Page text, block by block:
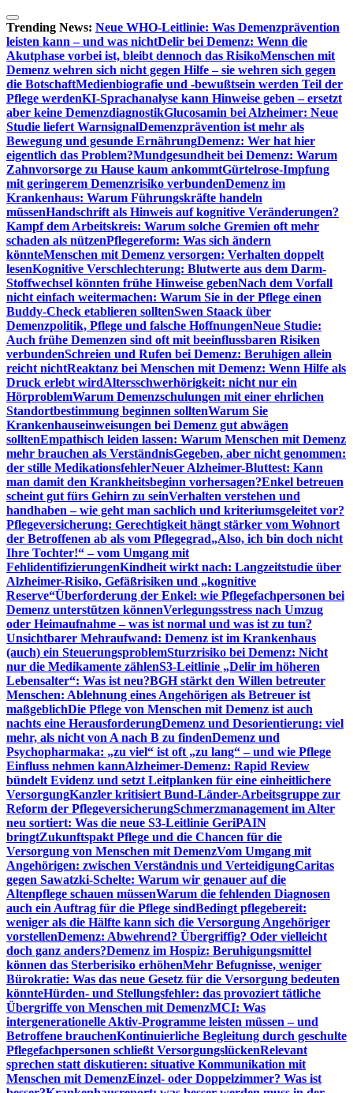
Zum
Inhalt
springen
Trending News: Neue WHO-Leitlinie: Was Demenzprävention
leisten kann – und was nichtDelir bei Demenz: Wenn die
Akutphase vorbei ist, bleibt dennoch das RisikoMenschen mit
Demenz wehren sich nicht gegen Hilfe – sie wehren sich gegen
die BotschaftMedienbiografie und -bewußtsein werden Teil der
Pflege werdenKI-Sprachanalyse kann Hinweise geben – ersetzt
aber keine DemenzdiagnostikGlucosamin bei Alzheimer: Neue
Studie liefert WarnsignalDemenzprävention ist mehr als
Bewegung und gesunde ErnährungDemenz: Wer hat hier
eigentlich das Problem?Mundgesundheit bei Demenz: Warum
Zahnvorsorge zu Hause kaum ankommtGürtelrose-Impfung
mit geringerem Demenzrisiko verbundenDemenz im
Krankenhaus: Warum Führungskräfte handeln
müssenHandschrift als Hinweis auf kognitive Veränderungen?
Kampf dem Arbeitskreis: Warum solche Gremien oft mehr
schaden als nützenPflegereform: Was sich ändern
könnteMenschen mit Demenz versorgen: Verhalten doppelt
lesenKognitive Verschlechterung: Blutwerte aus dem Darm-
Stoffwechsel könnten frühe Hinweise gebenNach dem Vorfall
nicht einfach weitermachen: Warum Sie in der Pflege einen
Buddy-Check etablieren solltenSwen Staack über
Demenzpolitik, Pflege und falsche HoffnungenNeue Studie:
Auch frühe Demenzen sind oft mit beeinflussbaren Risiken
verbundenSchreien und Rufen bei Demenz: Beruhigen allein
reicht nichtReaktanz bei Menschen mit Demenz: Wenn Hilfe als
Druck erlebt wirdAltersschwerhörigkeit: nicht nur ein
HörproblemWarum Demenzschulungen mit einer ehrlichen
Standortbestimmung beginnen solltenWarum Sie
Krankenhauseinweisungen bei Demenz gut abwägen
solltenEmpathisch leiden lassen: Warum Menschen mit Demenz
mehr brauchen als VerständnisGegeben, aber nicht genommen:
der stille MedikationsfehlerNeuer Alzheimer-Bluttest: Kann
man damit den Krankheitsbeginn vorhersagen?Enkel betreuen
scheint gut fürs Gehirn zu seinVerhalten verstehen und
handhaben – wie geht man sachlich und kriteriumsgeleitet vor?
Pflegeversicherung: Gerechtigkeit hängt stärker vom Wohnort
der Betroffenen ab als vom Pflegegrad„Also, ich bin doch nicht
Ihre Tochter!“ – vom Umgang mit
FehlidentifizierungenKindheit wirkt nach: Langzeitstudie über
Alzheimer-Risiko, Gefäßrisiken und „kognitive
Reserve“Überforderung der Enkel: wie Pflegefachpersonen bei
Demenz unterstützen könnenVerlegungsstress nach Umzug
oder Heimaufnahme – was ist normal und was ist zu tun?
Unsichtbarer Mehraufwand: Demenz ist im Krankenhaus
(auch) ein SteuerungsproblemSturzrisiko bei Demenz: Nicht
nur die Medikamente zählenS3-Leitlinie „Delir im höheren
Lebensalter“: Was ist neu?BGH stärkt den Willen betreuter
Menschen: Ablehnung eines Angehörigen als Betreuer ist
maßgeblichDie Pflege von Menschen mit Demenz ist auch
nachts eine HerausforderungDemenz und Desorientierung: viel
mehr, als nicht von A nach B zu findenDemenz und
Psychopharmaka: „zu viel“ ist oft „zu lang“ – und wie Pflege
Einfluss nehmen kannAlzheimer-Demenz: Rapid Review
bündelt Evidenz und setzt Leitplanken für eine einheitlichere
VersorgungKanzler kritisiert Bund-Länder-Arbeitsgruppe zur
Reform der PflegeversicherungSchmerzmanagement im Alter
neu sortiert: Was die neue S3-Leitlinie GeriPAIN
bringtZukunftspakt Pflege und die Chancen für die
Versorgung von Menschen mit DemenzVom Umgang mit
Angehörigen: zwischen Verständnis und VerteidigungCaritas
gegen Sawatzki-Schelte: Warum wir genauer auf die
Altenpflege schauen müssenWarum die fehlenden Diagnosen
auch ein Auftrag für die Pflege sindBedingt pflegebereit:
weniger als die Hälfte kann sich die Versorgung Angehöriger
vorstellenDemenz: Abwehrend? Übergriffig? Oder vielleicht
doch ganz anders?Demenz im Hospiz: Beruhigungsmittel
können das Sterberisiko erhöhenMehr Befugnisse, weniger
Bürokratie: Was das neue Gesetz für die Versorgung bedeuten
könnteHürden- und Stellungsfehler: das provoziert tätliche
Übergriffe von Menschen mit DemenzMCI: Was
intergenerationelle Aktiv-Programme leisten müssen – und
Betroffene brauchenKontinuierliche Begleitung durch geschulte
Pflegefachpersonen schließt VersorgungslückenRelevant
sprechen statt diskutieren: situative Kommunikation mit
Menschen mit DemenzEinzel- oder Doppelzimmer? Was ist